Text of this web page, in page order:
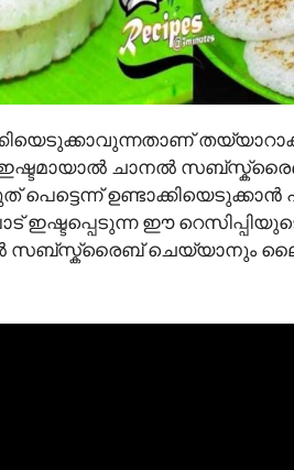
ഇഷ്ടമായാൽ ചാനൽ
ഉണ്ടാക്കിയെടുക്കാൻ
ഇഷ്ടപ്പെടുന്ന ഈ
സബ്സ്ക്രൈബ് ചെയ്യാനും